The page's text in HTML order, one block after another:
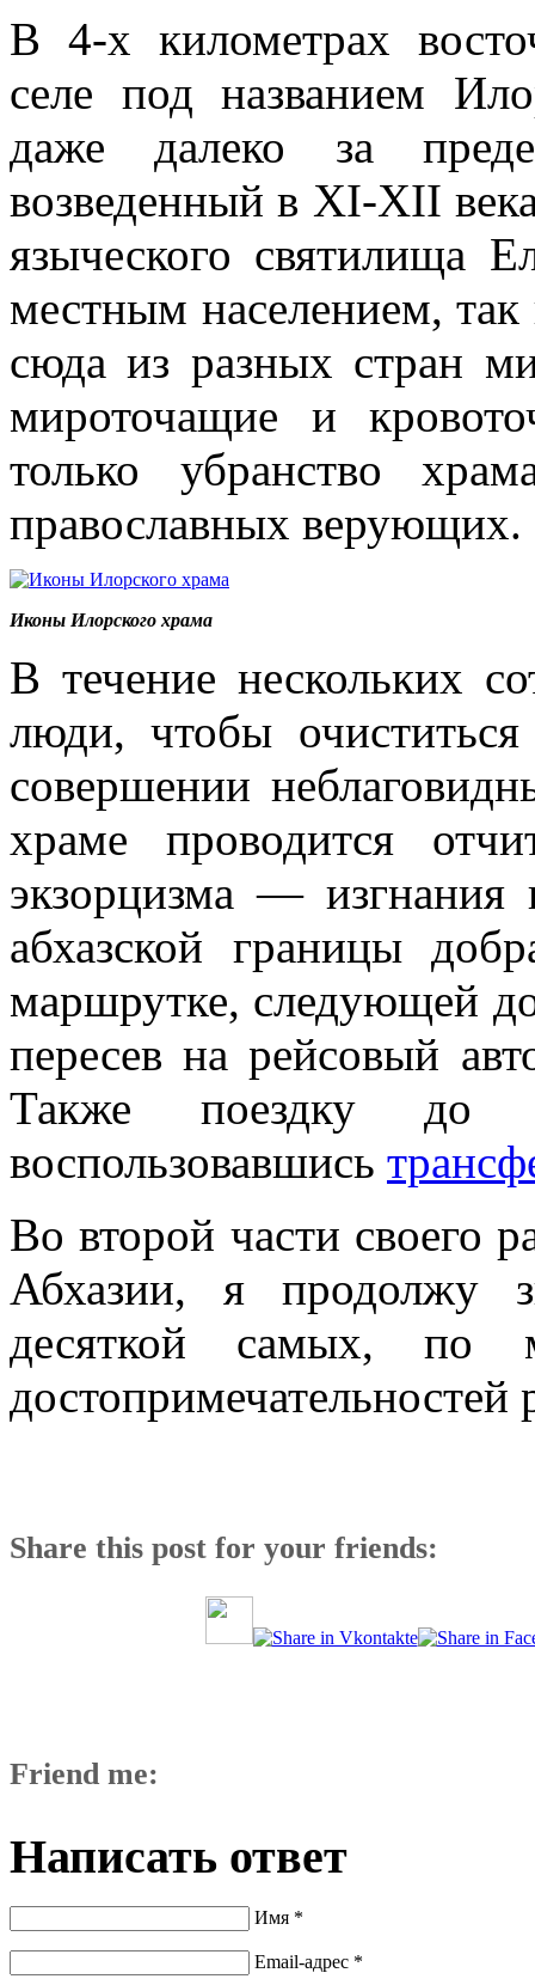
В 4-х километрах
селе под названием
даже далеко за
возведенный в XI-XII
языческого святилища
местным населением,
сюда из разных стран
мироточащие и
только убранство
православных верующих.
Иконы Илорского храма
В течение нескольких
люди, чтобы
совершении
храме проводится
экзорцизма — изгнания
абхазской границы
маршрутке, следующей
пересев на рейсовый
Также поездку до
воспользовавшись
Во второй части своего
Абхазии, я продолжу
десяткой самых, по
Share this post for your friends:
Friend me:
Написать ответ
Имя *
Email-адрес *